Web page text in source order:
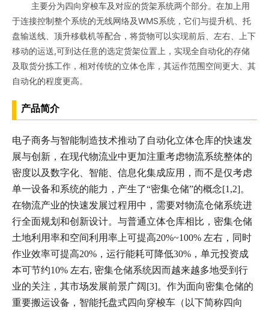
主要分为四向穿梭车及对应的货架系统两个部分。在加上用
于连接控制整个系统的无线网络及WMS系统，它们与提升机、托
盘输送线、顶升移载机等配合，将货物可以实现前后、左右、上下
移动的运送,可到达任意的选定货架位置上，实现全自动化的存储
及取货分拣工作，相对传统的立体仓库，其运作范围空间更大、其
自动化的程度更高。
产品简介
电子商务与智能制造技术推动了自动化立体仓库的快速发
展与创新，在现代物流业中更加注重考虑物流系统整体的
密度以及数字化、智能、信息化集成应用，而不是仅考虑
单一设备和系统的能力，产生了“密集仓储”的概念[1,2]。
在物流产业的快速发展过程用中，需要对物流仓储系统进
行全面规划和创新设计。与普通立体仓库相比，密集仓储
土地利用率和空间利用率上可提高20%~100% 左右，同时
作业效率可提高20%，运行能耗可降低30%，单元投资成
本可节约10% 左右, 密集仓储系统因而越来越多地受到行
业的关注，其市场发展前景广阔[3]。 作为面向密集仓储的
重要搬运设备，智能托盘式四向穿梭车（以下简称四向